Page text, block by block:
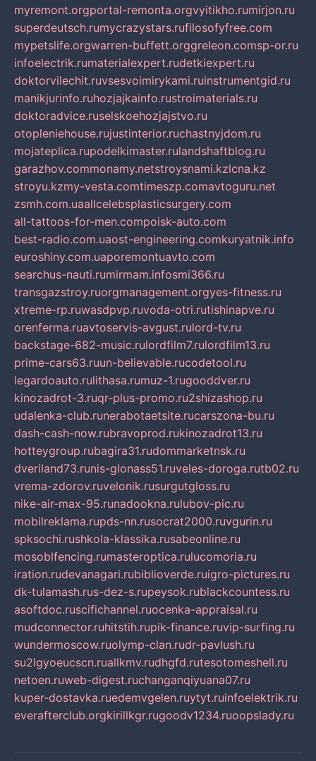
myremont.orgportal-remonta.orgvyitikho.rumirjon.ru
superdeutsch.rumycrazystars.rufilosofyfree.com
mypetslife.orgwarren-buffett.orggreleon.comsp-or.ru
infoelectrik.rumaterialexpert.rudetkiexpert.ru
doktorvilechit.ruvsesvoimirykami.ruinstrumentgid.ru
manikjurinfo.ruhozjajkainfo.rustroimaterials.ru
doktoradvice.ruselskoehozjajstvo.ru
otopleniehouse.rujustinterior.ruchastnyjdom.ru
mojateplica.rupodelkimaster.rulandshaftblog.ru
garazhov.commonamy.netstroysnami.kzlcna.kz
stroyu.kzmy-vesta.comtimeszp.comavtoguru.net
zsmh.com.uaallcelebsplasticsurgery.com
all-tattoos-for-men.compoisk-auto.com
best-radio.com.uaost-engineering.comkuryatnik.info
euroshiny.com.uaporemontuavto.com
searchus-nauti.rumirmam.infosmi366.ru
transgazstroy.ruorgmanagement.orgyes-fitness.ru
xtreme-rp.ruwasdpvp.ruvoda-otri.rutishinapve.ru
orenferma.ruavtoservis-avgust.rulord-tv.ru
backstage-682-music.rulordfilm7.rulordfilm13.ru
prime-cars63.ruun-believable.rucodetool.ru
legardoauto.rulithasa.rumuz-1.rugooddver.ru
kinozadrot-3.ruqr-plus-promo.ru2shizashop.ru
udalenka-club.runerabotaetsite.rucarszona-bu.ru
dash-cash-now.rubravoprod.rukinozadrot13.ru
hotteygroup.rubagira31.rudommarketnsk.ru
dveriland73.runis-glonass51.ruveles-doroga.rutb02.ru
vrema-zdorov.ruvelonik.rusurgutgloss.ru
nike-air-max-95.runadookna.rulubov-pic.ru
mobilreklama.rupds-nn.rusocrat2000.ruvgurin.ru
spksochi.rushkola-klassika.rusabeonline.ru
mosoblfencing.rumasteroptica.rulucomoria.ru
iration.rudevanagari.rubiblioverde.ruigro-pictures.ru
dk-tulamash.rus-dez-s.rupeysok.rublackcountess.ru
asoftdoc.ruscifichannel.ruocenka-appraisal.ru
mudconnector.ruhitstih.rupik-finance.ruvip-surfing.ru
wundermoscow.ruolymp-clan.rudr-pavlush.ru
su2lgyoeucscn.ruallkmv.rudhgfd.rutesotomeshell.ru
netoen.ruweb-digest.ruchanganqiyuana07.ru
kuper-dostavka.ruedemvgelen.ruytyt.ruinfoelektrik.ru
everafterclub.orgkirillkgr.rugoodv1234.ruoopslady.ru